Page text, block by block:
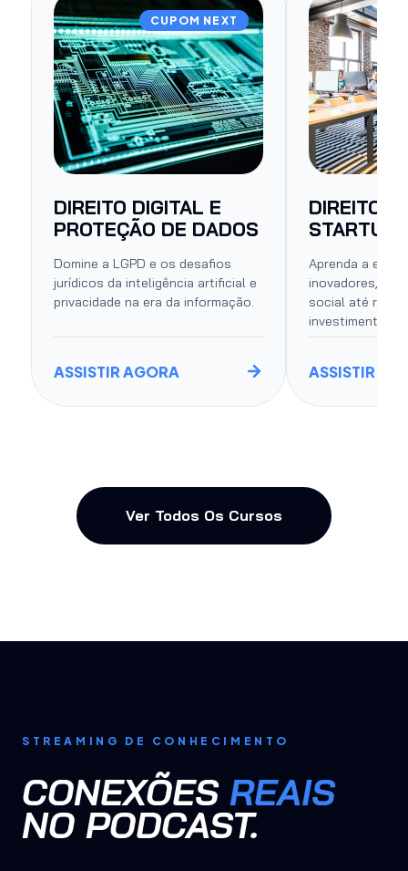
CUPOM NEXT
DIREITO DIGITAL E
PROTEÇÃO DE DADOS
Domine a LGPD e os desafios
jurídicos da inteligência artificial e
privacidade na era da informação.
ASSISTIR AGORA
DIREITO
Aprenda a
inovadores,
social até
investimento.
ASSISTIR
Ver Todos Os Cursos
STREAMING DE CONHECIMENTO
CONEXÕES REAIS
NO PODCAST.